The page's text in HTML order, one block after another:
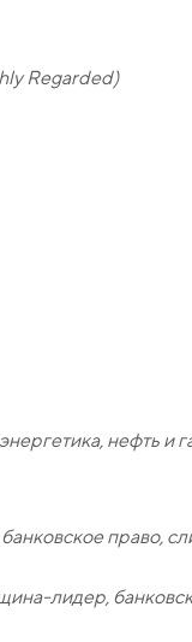
Regarded)
нефть и
право,
лидер,